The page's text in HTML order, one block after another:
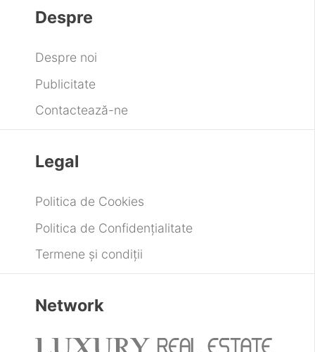
Despre
Despre noi
Publicitate
Contactează-ne
Legal
Politica de Cookies
Politica de Confidențialitate
Termene și condiții
Network